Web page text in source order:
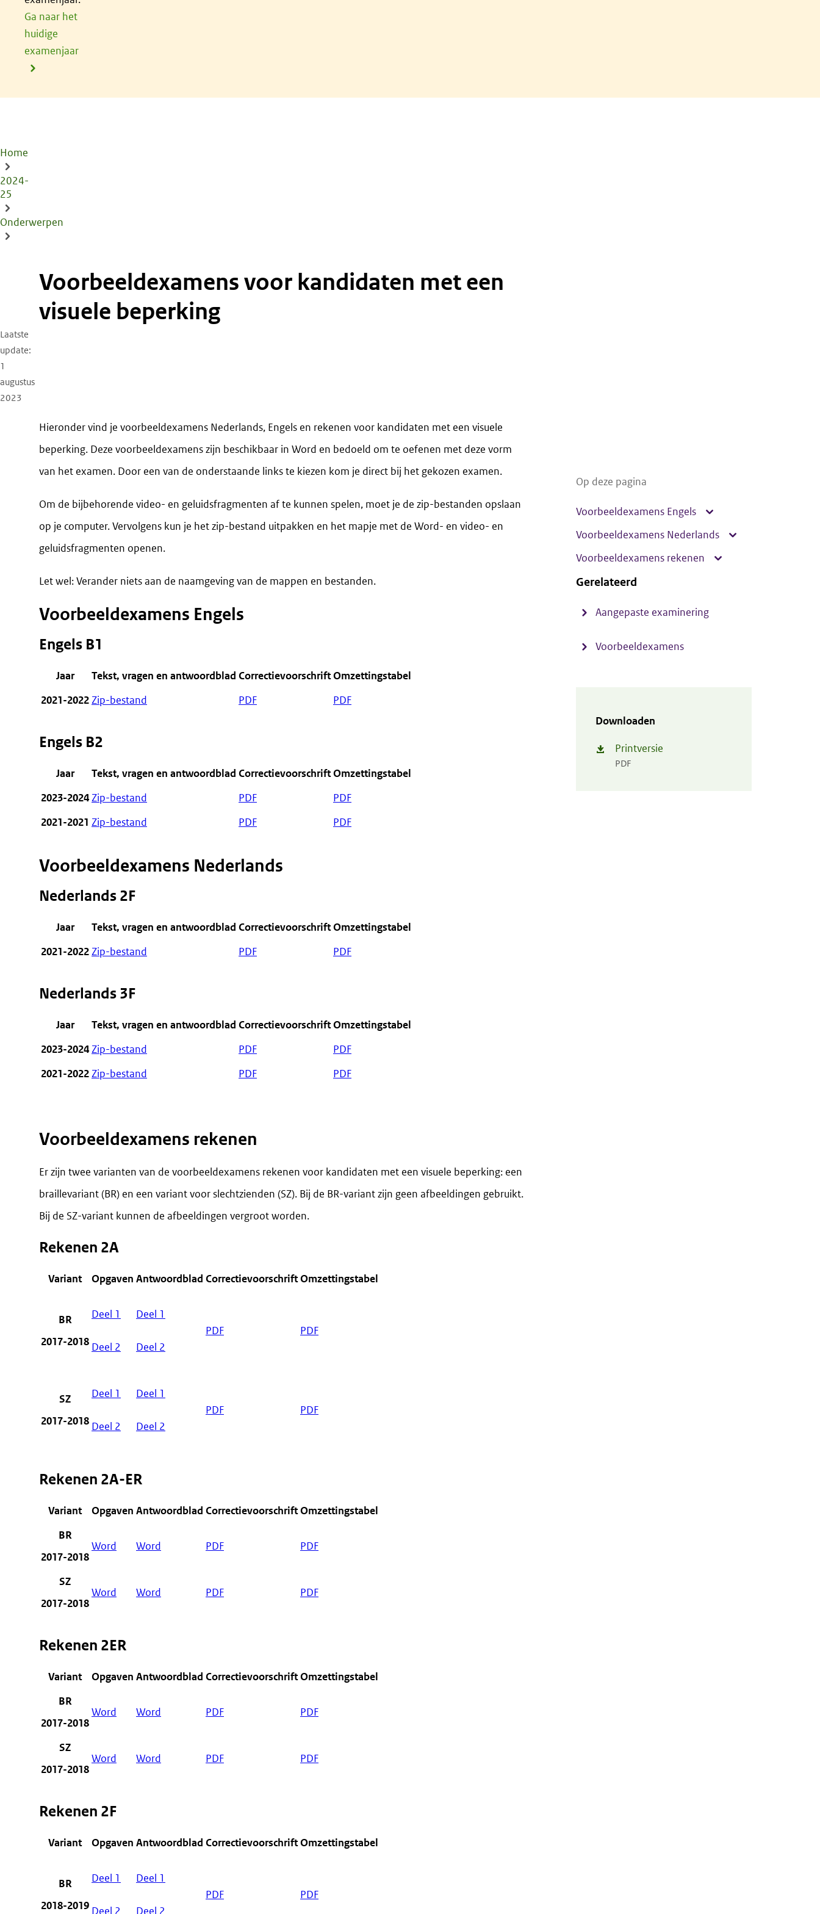
Ga naar het
huidige
examenjaar
Kruimelpad
Home
2024-
25
Onderwerpen
Voorbeeldexamens voor kandidaten met een
visuele beperking
Laatste
update
1
augustus
2023
Op deze pagina
Voorbeeldexamens Engels
Voorbeeldexamens Nederlands
Voorbeeldexamens rekenen
Gerelateerd
Aangepaste examinering
Voorbeeldexamens
Downloaden
Printversie
PDF
Hieronder vind je voorbeeldexamens Nederlands, Engels en rekenen voor kandidaten met een visuele
beperking. Deze voorbeeldexamens zijn beschikbaar in Word en bedoeld om te oefenen met deze vorm
van het examen. Door een van de onderstaande links te kiezen kom je direct bij het gekozen examen.
Om de bijbehorende video- en geluidsfragmenten af te kunnen spelen, moet je de zip-bestanden opslaan
op je computer. Vervolgens kun je het zip-bestand uitpakken en het mapje met de Word- en video- en
geluidsfragmenten openen.
Let wel: Verander niets aan de naamgeving van de mappen en bestanden.
Voorbeeldexamens Engels
Engels B1
Jaar Tekst, vragen en antwoordblad CorrectievoorschriftOmzettingstabel
2021-2022Zip-bestand PDF PDF
Engels B2
Jaar Tekst, vragen en antwoordblad CorrectievoorschriftOmzettingstabel
2023-2024Zip-bestand PDF
PDF
2021-2021 Zip-bestand PDF PDF
Voorbeeldexamens Nederlands
Nederlands 2F
Jaar Tekst, vragen en antwoordblad CorrectievoorschriftOmzettingstabel
2021-2022Zip-bestand PDF PDF
Nederlands 3F
Jaar Tekst, vragen en antwoordblad CorrectievoorschriftOmzettingstabel
2023-2024Zip-bestand PDF
PDF
2021-2022Zip-bestand PDF PDF
Voorbeeldexamens rekenen
Er zijn twee varianten van de voorbeeldexamens rekenen voor kandidaten met een visuele beperking: een
braillevariant (BR) en een variant voor slechtzienden (SZ). Bij de BR-variant zijn geen afbeeldingen gebruikt.
Bij de SZ-variant kunnen de afbeeldingen vergroot worden.
Rekenen 2A
Variant Opgaven Antwoordblad CorrectievoorschriftOmzettingstabel
BR
2017-2018
Deel 1
Deel 2
Deel 1
Deel 2
PDF PDF
SZ
2017-2018
Deel 1
Deel 2
Deel 1
Deel 2
PDF PDF
Rekenen 2A-ER
Variant Opgaven Antwoordblad CorrectievoorschriftOmzettingstabel
BR
2017-2018
Word Word PDF PDF
SZ
2017-2018
Word Word PDF PDF
Rekenen 2ER
Variant Opgaven Antwoordblad CorrectievoorschriftOmzettingstabel
BR
2017-2018
Word Word PDF PDF
SZ
2017-2018
Word Word PDF PDF
Rekenen 2F
Variant Opgaven Antwoordblad CorrectievoorschriftOmzettingstabel
BR
2018-2019
Deel 1
Deel 2
Deel 1
Deel 2
PDF PDF